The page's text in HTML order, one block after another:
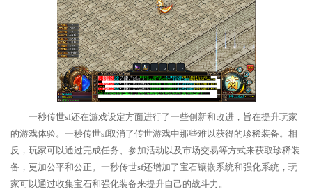
一秒传世sf还在游戏设定方面进行了一些创新和改进，旨在提升玩家
的游戏体验。一秒传世sf取消了传世游戏中那些难以获得的珍稀装备。相
反，玩家可以通过完成任务、参加活动以及市场交易等方式来获取珍稀装
备，更加公平和公正。一秒传世sf还增加了宝石镶嵌系统和强化系统，玩
家可以通过收集宝石和强化装备来提升自己的战斗力。